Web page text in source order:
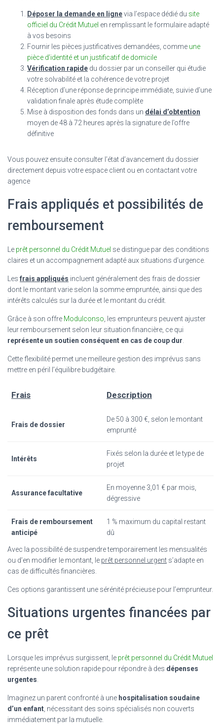
Déposer la demande en lignevia l’espace dédié du site
officiel du Crédit Mutuel en remplissant le formulaire adapté
à vos besoins
Fournir les pièces justificatives demandées, comme une
pièce d’identité et un justificatif de domicile
Vérification rapide du dossier par un conseiller qui étudie
votre solvabilité et la cohérence de votre projet
Réception d’une réponse de principe immédiate, suivie d’une
validation finale après étude complète
Mise à disposition des fonds dans un délai d’obtention
moyen de 48 à 72 heures après la signature de l’offre
définitive
Vous pouvez ensuite consulter l’état d’avancement du dossier
directement depuis votre espace client ou en contactant votre
agence
Frais appliqués et possibilités de
remboursement
Le prêt personnel du Crédit Mutuel se distingue par des conditions
claires et un accompagnement adapté aux situations d’urgence.
Les frais appliqués incluent généralement des frais de dossier
dont le montant varie selon la somme empruntée, ainsi que des
intérêts calculés sur la durée et le montant du crédit.
Grâce à son offre Modulconso , les emprunteurs peuvent ajuster
leur remboursement selon leur situation financière, ce qui
représente un soutien conséquent en cas de coup dur
Cette flexibilité permet une meilleure gestion des imprévus sans
mettre en péril l’équilibre budgétaire.
Frais Description
Frais de dossier
De 50 à 300 €, selon le montant
emprunté
Intérêts
Fixés selon la durée et le type de
projet
Assurance facultative
En moyenne 3,01 € par mois,
dégressive
Frais de remboursement
anticipé
1 % maximum du capital restant
dû
Avec la possibilité de suspendre temporairement les mensualités
ou d’en modifier le montant, le prêt personnel urgent s’adapte en
cas de difficultés financières.
Ces options garantissent une sérénité précieuse pour l’emprunteur.
Situations urgentes financées par
ce prêt
Lorsque les imprévus surgissent, le prêt personnel du Crédit Mutuel
représente une solution rapide pour répondre à des dépenses
urgentes
Imaginez un parent confronté à une hospitalisation soudaine
d’un enfant , nécessitant des soins spécialisés non couverts
immédiatement par la mutuelle.